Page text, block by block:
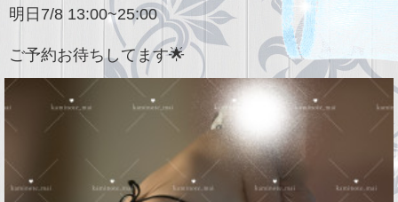
明日7/8 13:00~25:00
ご予約お待ちしてます🌟